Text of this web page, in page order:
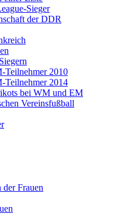
Sieger
der DDR
Teilnehmer 2010
Teilnehmer 2014
bei WM und EM
Vereinsfußball
Frauen